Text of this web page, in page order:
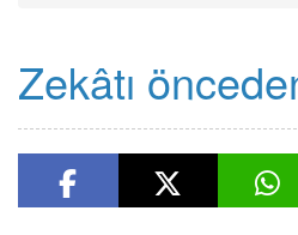
Zekâtı